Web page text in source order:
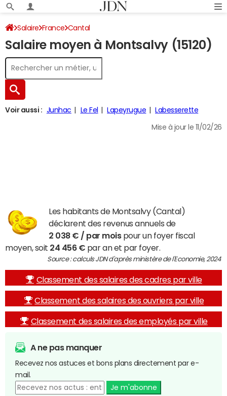
Salaire France Cantal
Salaire moyen à Montsalvy (15120)
Voir aussi : Junhac Le Fel Lapeyrugue Labesserette
Mise à jour le 11/02/26
Les habitants de Montsalvy (Cantal)
déclarent des revenus annuels de
2 038 € / par moispour un foyer fiscal
moyen, soit 24 456 € par an et par foyer.
Source : calculs JDN d'après ministère de l'Economie, 2024
Classement des salaires des cadres par ville
Classement des salaires des ouvriers par ville
Classement des salaires des employés par ville
A ne pas manquer
Recevez nos astuces et bons plans directement par e-
mail.
Je m'abonne